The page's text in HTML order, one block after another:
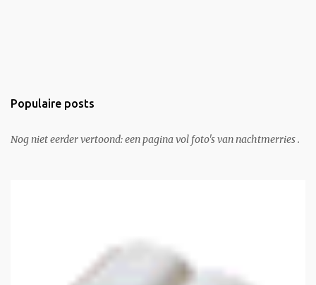
Populaire posts
Nog niet eerder vertoond: een pagina vol foto's van nachtmerries .